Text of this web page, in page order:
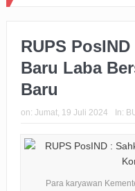
RUPS
Baru Laba
Baru
on: Jumat, 19 Juli 2024 In:
Para karyawan